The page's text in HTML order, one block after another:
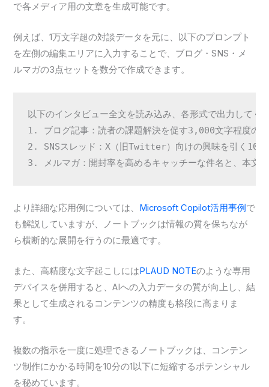
で各メディア用の文章を生成可能です。
例えば、1万文字超の対談データを元に、以下のプロンプト
を左側の編集エリアに入力することで、ブログ・SNS・メ
ルマガの3点セットを数分で作成できます。
以下のインタビュー全文を読み込み、各形式で出力してく
1. ブログ記事：読者の課題解決を促す3,000文字程度の
2. SNSスレッド：X（旧Twitter）向けの興味を引く10連
3. メルマガ：開封率を高めるキャッチーな件名と、本文
より詳細な応用例については、 Microsoft Copilot活用事例で
も解説していますが、ノートブックは情報の質を保ちなが
ら横断的な展開を行うのに最適です。
また、高精度な文字起こしにはPLAUD NOTEのような専用
デバイスを併用すると、AIへの入力データの質が向上し、結
果として生成されるコンテンツの精度も格段に高まりま
す。
複数の指示を一度に処理できるノートブックは、コンテン
ツ制作にかかる時間を10分の1以下に短縮するポテンシャル
を秘めています。